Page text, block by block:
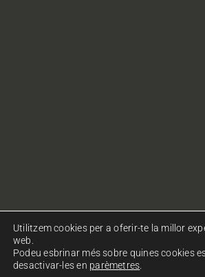
Utilitzem cookies per a oferir-te la millor
web.
Podeu esbrinar més sobre quines cookies
desactivar-les en parèmetres